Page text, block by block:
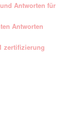
Antworten für
Antworten
zertifizierung